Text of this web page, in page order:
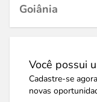
Goiânia
Você possui
Cadastre-se
novas